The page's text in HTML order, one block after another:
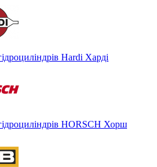
Hardi Харді
HORSCH Хорш